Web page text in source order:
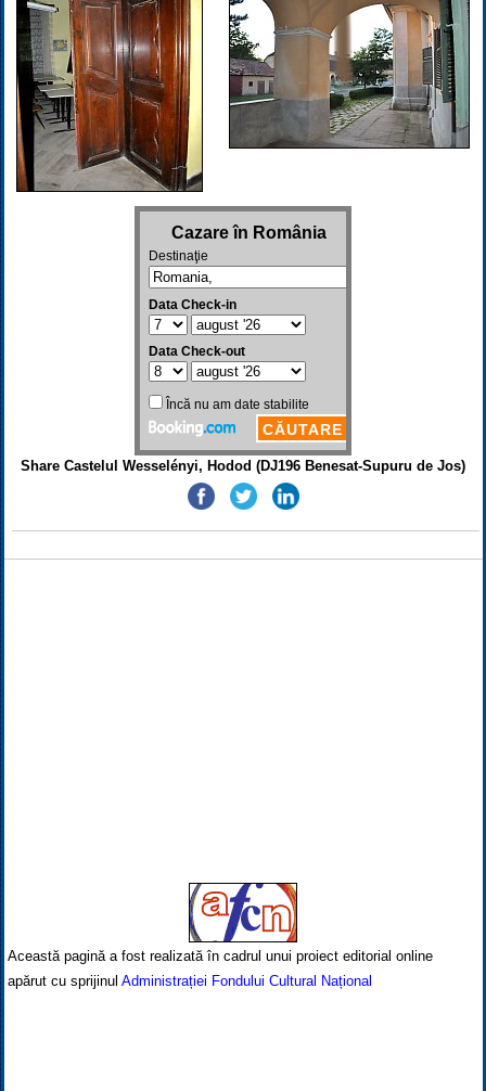
Share Castelul Wesselényi, Hodod (DJ196 Benesat-Supuru de Jos)
Această pagină a fost realizată în cadrul unui proiect editorial online
apărut cu sprijinul Administrației Fondului Cultural Național